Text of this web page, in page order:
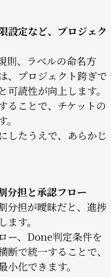
設定など、プロジェク
則、ラベルの命名方
、プロジェクト跨ぎで
読性が向上します。
ることで、チケットの
したうえで、あらかじ
分担と承認フロー
分担が曖昧だと、進捗
す。
ー、Done判定条件を
で統一することで、
化できます。